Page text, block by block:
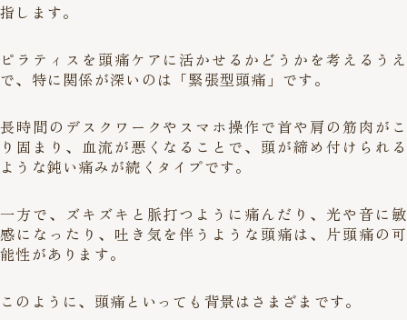
指します。
ピラティスを頭痛ケアに活かせるかどうかを考えるうえ
で、特に関係が深いのは「緊張型頭痛」です。
長時間のデスクワークやスマホ操作で首や肩の筋肉がこ
り固まり、血流が悪くなることで、頭が締め付けられる
ような鈍い痛みが続くタイプです。
一方で、ズキズキと脈打つように痛んだり、光や音に敏
感になったり、吐き気を伴うような頭痛は、片頭痛の可
能性があります。
このように、頭痛といっても背景はさまざまです。